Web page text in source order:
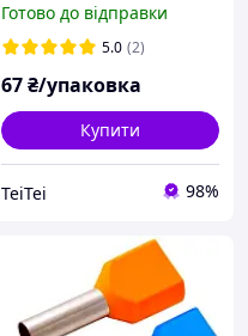
Ny95500130
Готово до відправки
5.0 (2)
67₴/упаковка
Купити
TeiTei 98%